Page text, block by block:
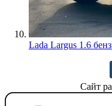
Lada Largus 1.6
Сайт